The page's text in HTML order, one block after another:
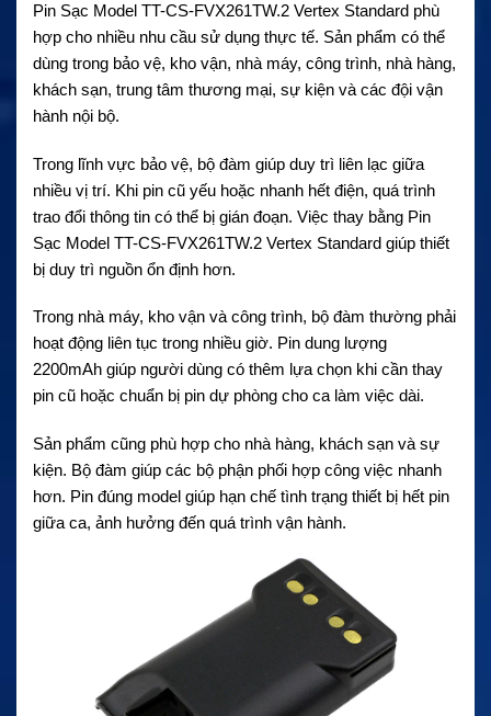
Pin Sạc Model TT-CS-FVX261TW.2 Vertex Standard phù
hợp cho nhiều nhu cầu sử dụng thực tế. Sản phẩm có thể
dùng trong bảo vệ, kho vận, nhà máy, công trình, nhà hàng,
khách sạn, trung tâm thương mại, sự kiện và các đội vận
hành nội bộ.
Trong lĩnh vực bảo vệ, bộ đàm giúp duy trì liên lạc giữa
nhiều vị trí. Khi pin cũ yếu hoặc nhanh hết điện, quá trình
trao đổi thông tin có thể bị gián đoạn. Việc thay bằng Pin
Sạc Model TT-CS-FVX261TW.2 Vertex Standard giúp thiết
bị duy trì nguồn ổn định hơn.
Trong nhà máy, kho vận và công trình, bộ đàm thường phải
hoạt động liên tục trong nhiều giờ. Pin dung lượng
2200mAh giúp người dùng có thêm lựa chọn khi cần thay
pin cũ hoặc chuẩn bị pin dự phòng cho ca làm việc dài.
Sản phẩm cũng phù hợp cho nhà hàng, khách sạn và sự
kiện. Bộ đàm giúp các bộ phận phối hợp công việc nhanh
hơn. Pin đúng model giúp hạn chế tình trạng thiết bị hết pin
giữa ca, ảnh hưởng đến quá trình vận hành.